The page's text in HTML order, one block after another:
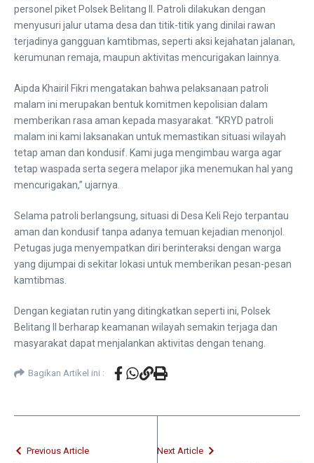
personel piket Polsek Belitang II. Patroli dilakukan dengan
menyusuri jalur utama desa dan titik-titik yang dinilai rawan
terjadinya gangguan kamtibmas, seperti aksi kejahatan jalanan,
kerumunan remaja, maupun aktivitas mencurigakan lainnya.
Aipda Khairil Fikri mengatakan bahwa pelaksanaan patroli
malam ini merupakan bentuk komitmen kepolisian dalam
memberikan rasa aman kepada masyarakat. “KRYD patroli
malam ini kami laksanakan untuk memastikan situasi wilayah
tetap aman dan kondusif. Kami juga mengimbau warga agar
tetap waspada serta segera melapor jika menemukan hal yang
mencurigakan,” ujarnya.
Selama patroli berlangsung, situasi di Desa Keli Rejo terpantau
aman dan kondusif tanpa adanya temuan kejadian menonjol.
Petugas juga menyempatkan diri berinteraksi dengan warga
yang dijumpai di sekitar lokasi untuk memberikan pesan-pesan
kamtibmas.
Dengan kegiatan rutin yang ditingkatkan seperti ini, Polsek
Belitang II berharap keamanan wilayah semakin terjaga dan
masyarakat dapat menjalankan aktivitas dengan tenang.
Bagikan Artikel ini :
Previous Article Next Article